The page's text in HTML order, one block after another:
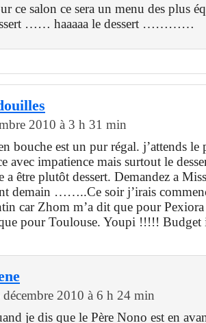
ce salon ce sera un menu des plus
…… haaaaa le dessert …………
2010 à 3 h 31 min
bouche est un pur régal. j’attends le
avec impatience mais surtout le
a être plutôt dessert. Demandez a
demain ……..Ce soir j’irais
car Zhom m’a dit que pour Pexiora
pour Toulouse. Youpi !!!!! Budget
décembre 2010 à 6 h 24 min
je dis que le Père Nono est en